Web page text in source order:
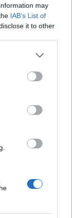
may
IAB’s List of
it to other
Godako
Az élet